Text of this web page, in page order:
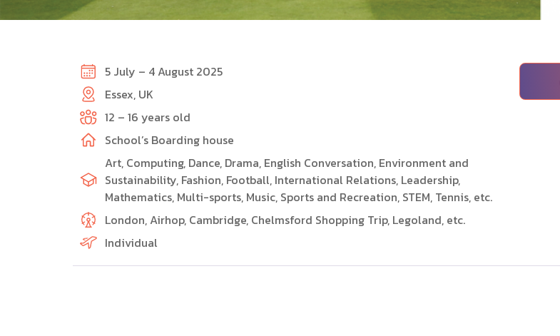
5 July – 4 August 2025
Essex, UK
12 – 16 years old
School’s Boarding house
Art, Computing, Dance, Drama, English Conversation, Environment and
Sustainability, Fashion, Football, International Relations, Leadership,
Mathematics, Multi-sports, Music, Sports and Recreation, STEM, Tennis, etc.
London, Airhop, Cambridge, Chelmsford Shopping Trip, Legoland, etc.
Individual